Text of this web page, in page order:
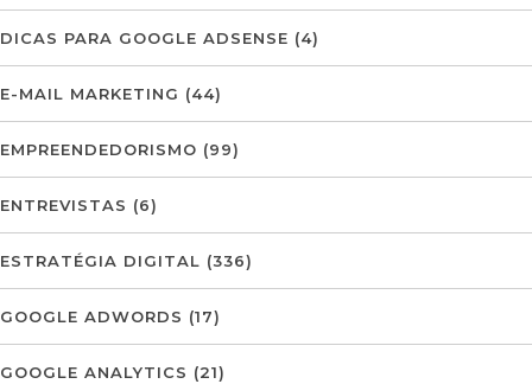
DICAS PARA GOOGLE ADSENSE (4)
E-MAIL MARKETING (44)
EMPREENDEDORISMO (99)
ENTREVISTAS (6)
ESTRATÉGIA DIGITAL (336)
GOOGLE ADWORDS (17)
GOOGLE ANALYTICS (21)